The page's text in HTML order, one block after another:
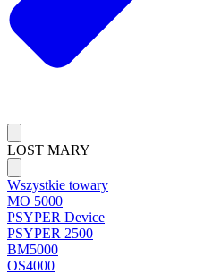
LOST MARY
Wszystkie towary
MO 5000
PSYPER Device
PSYPER 2500
BM5000
OS4000